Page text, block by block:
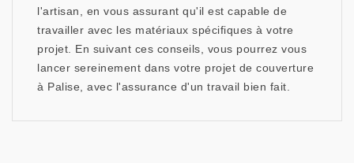
l'artisan, en vous assurant qu'il est capable de
travailler avec les matériaux spécifiques à votre
projet. En suivant ces conseils, vous pourrez vous
lancer sereinement dans votre projet de couverture
à Palise, avec l'assurance d'un travail bien fait.